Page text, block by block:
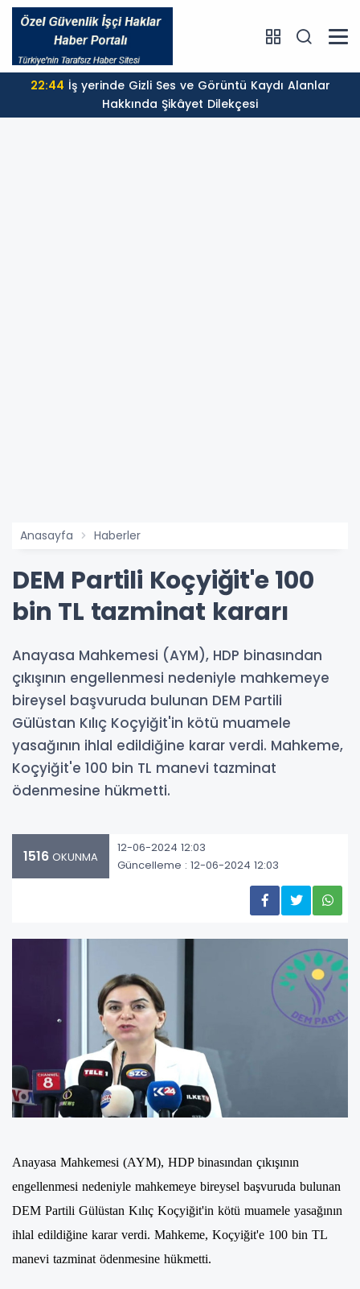
22:44
Hakkında Şikâyet Dilekçesi
Anasayfa Haberler
DEM Partili Koçyiğit'e 100
bin TL tazminat kararı
Anayasa Mahkemesi (AYM), HDP binasından
çıkışının engellenmesi nedeniyle mahkemeye
bireysel başvuruda bulunan DEM Partili
Gülüstan Kılıç Koçyiğit'in kötü muamele
yasağının ihlal edildiğine karar verdi. Mahkeme,
Koçyiğit'e 100 bin TL manevi tazminat
ödenmesine hükmetti.
1516 OKUNMA
12-06-2024 12:03
Güncelleme : 12-06-2024 12:03
Anayasa Mahkemesi (AYM), HDP binasından çıkışının
engellenmesi nedeniyle mahkemeye bireysel başvuruda bulunan
DEM Partili Gülüstan Kılıç Koçyiğit'in kötü muamele yasağının
ihlal edildiğine karar verdi. Mahkeme, Koçyiğit'e 100 bin TL
manevi tazminat ödenmesine hükmetti.